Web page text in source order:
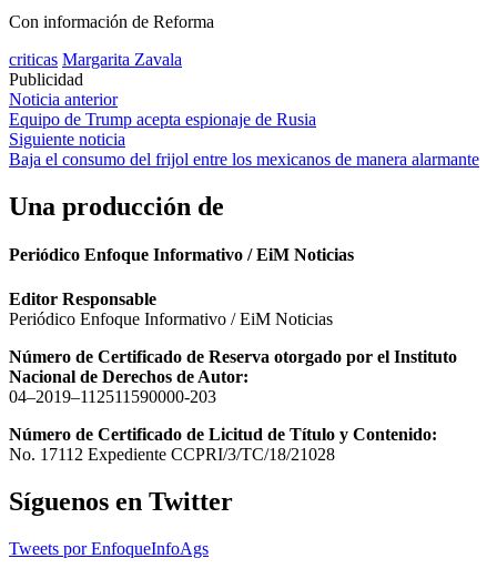
Con información de Reforma
criticas Margarita Zavala
Publicidad
Navegación
de
entradas
Noticia anterior
Equipo de Trump acepta espionaje de Rusia
Siguiente noticia
Baja el consumo del frijol entre los mexicanos de manera alarmante
Una producción de
Periódico Enfoque Informativo / EiM Noticias
Editor Responsable
Periódico Enfoque Informativo / EiM Noticias
Número de Certificado de Reserva otorgado por el Instituto
Nacional de Derechos de Autor:
04–2019–112511590000-203
Número de Certificado de Licitud de Título y Contenido:
No. 17112 Expediente CCPRI/3/TC/18/21028
Síguenos en Twitter
Tweets por EnfoqueInfoAgs